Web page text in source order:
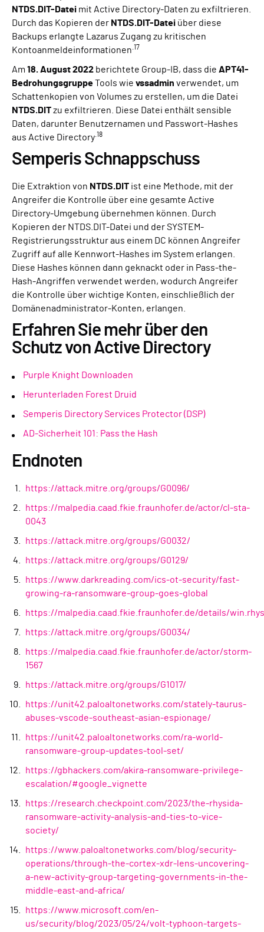
NTDS.DIT-Datei mit Active Directory-Daten zu exfiltrieren.
Durch das Kopieren der NTDS.DIT-Datei über diese
Backups erlangte Lazarus Zugang zu kritischen
Kontoanmeldeinformationen .17
Am 18. August 2022 berichtete Group-IB, dass die APT41-
BedrohungsgruppeTools wie vssadmin verwendet, um
Schattenkopien von Volumes zu erstellen, um die Datei
NTDS.DITzu exfiltrieren. Diese Datei enthält sensible
Daten, darunter Benutzernamen und Passwort-Hashes
aus Active Directory .18
Semperis Schnappschuss
Die Extraktion von NTDS.DIT ist eine Methode, mit der
Angreifer die Kontrolle über eine gesamte Active
Directory-Umgebung übernehmen können. Durch
Kopieren der NTDS.DIT-Datei und der SYSTEM-
Registrierungsstruktur aus einem DC können Angreifer
Zugriff auf alle Kennwort-Hashes im System erlangen.
Diese Hashes können dann geknackt oder in Pass-the-
Hash-Angriffen verwendet werden, wodurch Angreifer
die Kontrolle über wichtige Konten, einschließlich der
Domänenadministrator-Konten, erlangen.
Erfahren Sie mehr über den
Schutz von Active Directory
Purple Knight Downloaden
Herunterladen Forest Druid
Semperis Directory Services Protector (DSP)
AD-Sicherheit 101: Pass the Hash
Endnoten
https://attack.mitre.org/groups/G0096/
https://malpedia.caad.fkie.fraunhofer.de/actor/cl-sta-
0043
https://attack.mitre.org/groups/G0032/
https://attack.mitre.org/groups/G0129/
https://www.darkreading.com/ics-ot-security/fast-
growing-ra-ransomware-group-goes-global
https://malpedia.caad.fkie.fraunhofer.de/details/
https://attack.mitre.org/groups/G0034/
https://malpedia.caad.fkie.fraunhofer.de/actor/storm-
1567
https://attack.mitre.org/groups/G1017/
https://unit42.paloaltonetworks.com/stately-taurus-
abuses-vscode-southeast-asian-espionage/
https://unit42.paloaltonetworks.com/ra-world-
ransomware-group-updates-tool-set/
https://gbhackers.com/akira-ransomware-privilege-
escalation/#google_vignette
https://research.checkpoint.com/2023/the-rhysida-
ransomware-activity-analysis-and-ties-to-vice-
society/
https://www.paloaltonetworks.com/blog/security-
operations/through-the-cortex-xdr-lens-uncovering-
a-new-activity-group-targeting-governments-in-the-
middle-east-and-africa/
https://www.microsoft.com/en-
us/security/blog/2023/05/24/volt-typhoon-targets-